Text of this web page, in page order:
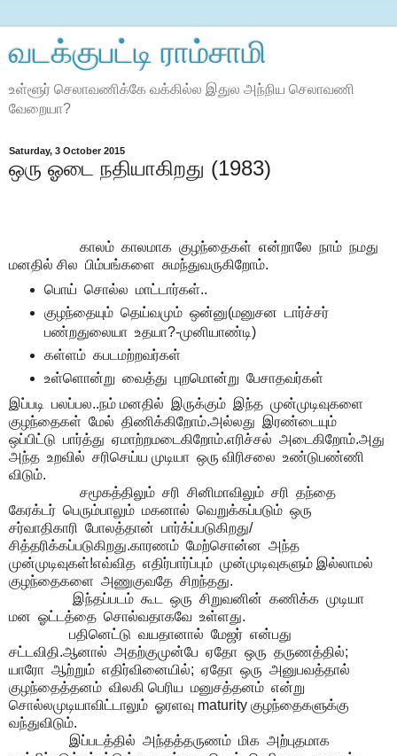
வடக்குபட்டி ராம்சாமி
உள்ளூர் செலாவணிக்கே வக்கில்ல இதுல அந்நிய செலாவணி
வேறையா?
Saturday, 3 October 2015
ஒரு ஓடை நதியாகிறது (1983)
காலம் காலமாக குழந்தைகள் என்றாலே நாம் நமது
மனதில் சில பிம்பங்களை சுமந்துவருகிறோம்.
பொய் சொல்ல மாட்டார்கள்..
குழந்தையும் தெய்வமும் ஒன்னு(மனுசன டார்ச்சர்
பண்றதுலையா உதயா?-முனியாண்டி)
கள்ளம் கபடமற்றவர்கள்
உள்ளொன்று வைத்து புறமொன்று பேசாதவர்கள்
இப்படி பலப்பல..நம் மனதில் இருக்கும் இந்த முன்முடிவுகளை
குழந்தைகள் மேல் திணிக்கிறோம்.அல்லது இரண்டையும்
ஒப்பிட்டு பார்த்து ஏமாற்றமடைகிறோம்.எரிச்சல் அடைகிறோம்.அது
அந்த உறவில் சரிசெய்ய முடியா ஒரு விரிசலை உண்டுபண்ணி
விடும்.
சமூகத்திலும் சரி சினிமாவிலும் சரி தந்தை
கேரக்டர் பெரும்பாலும் மகனால் வெறுக்கப்படும் ஒரு
சர்வாதிகாரி போலத்தான் பார்க்ப்படுகிறது/
சித்தரிக்கப்படுகிறது.காரணம் மேற்சொன்ன அந்த
முன்முடிவுகள்!எவ்வித எதிர்பார்ப்பும் முன்முடிவுகளும் இல்லாமல்
குழந்தைகளை அணுகுவதே சிறந்தது.
இந்தப்படம் கூட ஒரு சிறுவனின் கணிக்க முடியா
மன ஓட்டத்தை சொல்வதாகவே உள்ளது.
பதினெட்டு வயதானால் மேஜர் என்பது
சட்டவிதி.ஆனால் அதற்குமுன்பே ஏதோ ஒரு தருணத்தில்;
யாரோ ஆற்றும் எதிர்வினையில்; ஏதோ ஒரு அனுபவத்தால்
குழந்தைத்தனம் விலகி பெரிய மனுசத்தனம் என்று
சொல்லமுடியாவிட்டாலும் ஓரளவு maturity குழந்தைகளுக்கு
வந்துவிடும்.
இப்படத்தில் அந்தத்தருணம் மிக அற்புதமாக